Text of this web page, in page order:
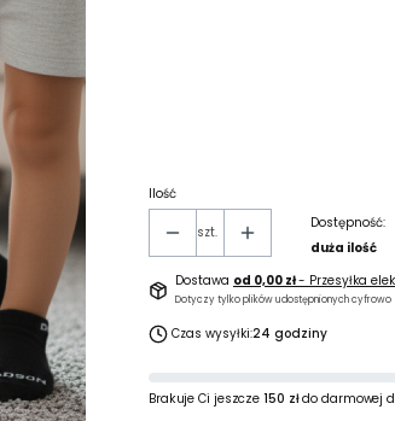
Ilość
szt.
Dostępność:
duża ilość
Dostawa od 0,00 zł- Przesyłka
Dotyczy tylko plików udostępnionych cyfrowo
Czas wysyłki:24 godziny
Brakuje Ci jeszcze150 złdo darmowej